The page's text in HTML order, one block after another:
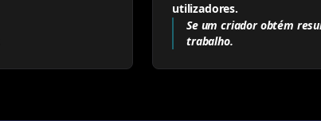
utilizadores.
Se um criador obtém
trabalho.